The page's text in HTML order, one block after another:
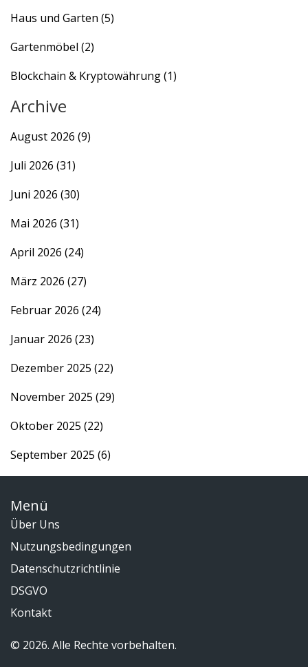
Haus und Garten (5)
Gartenmöbel (2)
Blockchain & Kryptowährung(1)
Archive
August 2026 (9)
Juli 2026 (31)
Juni 2026 (30)
Mai 2026 (31)
April 2026 (24)
März 2026 (27)
Februar 2026 (24)
Januar 2026 (23)
Dezember 2025 (22)
November 2025 (29)
Oktober 2025 (22)
September 2025 (6)
Menü
Über Uns
Nutzungsbedingungen
Datenschutzrichtlinie
DSGVO
Kontakt
© 2026. Alle Rechte vorbehalten.